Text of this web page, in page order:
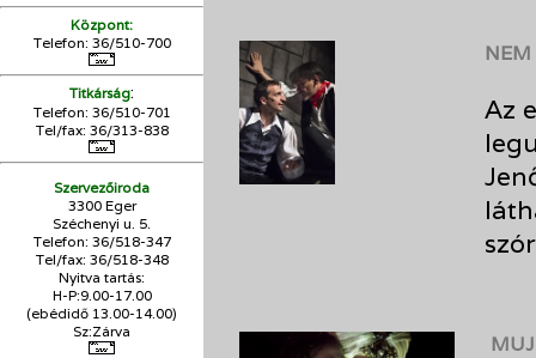
Központ:
Telefon: 36/510-700
Titkárság:
Telefon: 36/510-701
Tel/fax: 36/313-838
Szervezőiroda
3300 Eger
Széchenyi u. 5.
Telefon: 36/518-347
Tel/fax: 36/518-348
Nyitva tartás:
H-P:9.00-17.00
(ebédidő 13.00-14.00)
Sz:Zárva
NEM
Az